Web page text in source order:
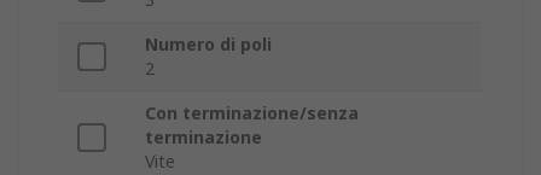
Numero di poli
2
Con terminazione/senza
terminazione
Vite